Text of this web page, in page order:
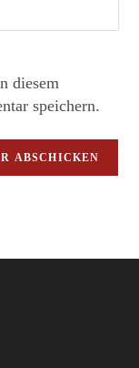
diesem
speichern.